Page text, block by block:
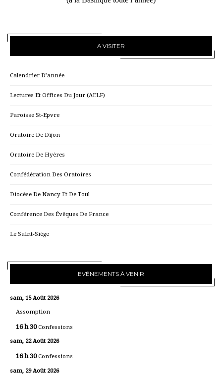
A VISITER
Calendrier D’année
Lectures Et Offices Du Jour (AELF)
Paroisse St-Epvre
Oratoire De Dijon
Oratoire De Hyères
Confédération Des Oratoires
Diocèse De Nancy Et De Toul
Conférence Des Évêques De France
Le Saint-Siège
EVÉNEMENTS À VENIR
sam, 15 Août 2026
Assomption
16 h 30Confessions
sam, 22 Août 2026
16 h 30Confessions
sam, 29 Août 2026